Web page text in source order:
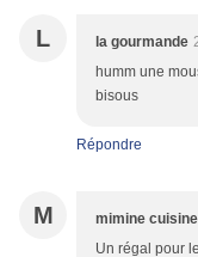
L la gourmande
humm une
bisous
Répondre
M mimine cuisine
Un régal pour